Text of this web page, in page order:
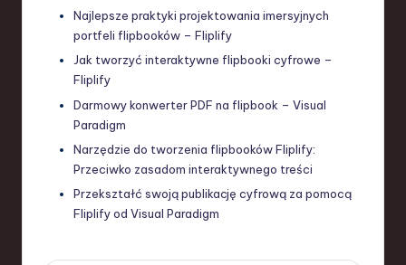
Najlepsze praktyki projektowania imersyjnych
portfeli flipbooków – Fliplify
Jak tworzyć interaktywne flipbooki cyfrowe –
Fliplify
Darmowy konwerter PDF na flipbook – Visual
Paradigm
Narzędzie do tworzenia flipbooków Fliplify:
Przeciwko zasadom interaktywnego treści
Przekształć swoją publikację cyfrową za pomocą
Fliplify od Visual Paradigm